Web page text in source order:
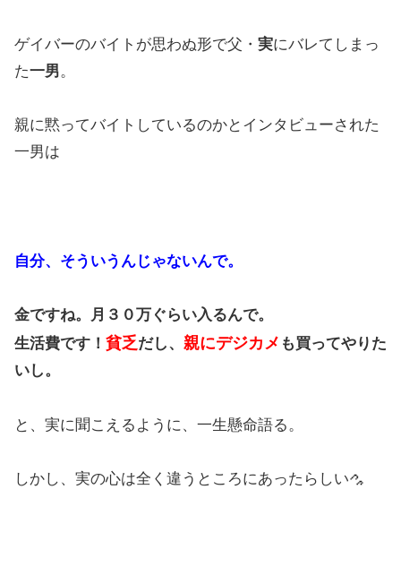
ゲイバーのバイトが思わぬ形で父・ 実にバレてしまっ
た一男。
親に黙ってバイトしているのかとインタビューされた
一男は
自分、そういうんじゃないんで。
金ですね。月３０万ぐらい入るんで。
生活費です！ 貧乏だし、 親にデジカメ も買ってやりた
いし。
と、実に聞こえるように、一生懸命語る。
しかし、実の心は全く違うところにあったらしい